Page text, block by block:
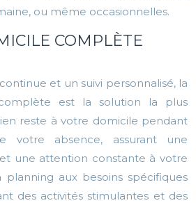
ou même occasionnelles.
COMPLÈTE
et un suivi personnalisé, la
est la solution la plus
reste à votre domicile pendant
absence, assurant une
une attention constante à votre
aux besoins spécifiques
des activités stimulantes et des